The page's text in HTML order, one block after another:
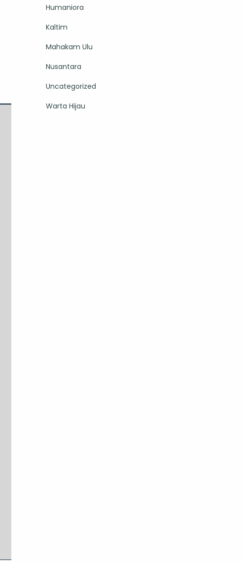
Humaniora
Kaltim
Mahakam Ulu
Nusantara
Uncategorized
Warta Hijau